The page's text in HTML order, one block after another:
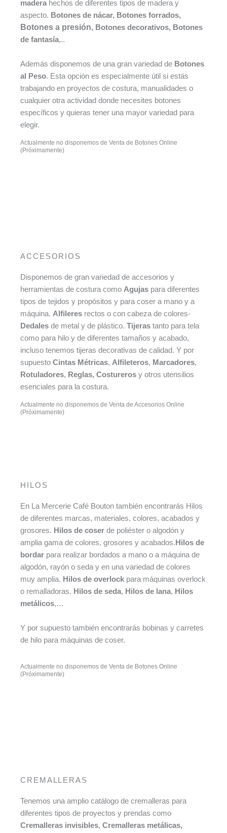
maderahechos de diferentes tipos de madera y
aspecto. Botones de nácar, Botones forrados,
Botones a presión, Botones decorativos, Botones
de fantasía,..
Además disponemos de una gran variedad de Botones
al Peso. Esta opción es especialmente útil si estás
trabajando en proyectos de costura, manualidades o
cualquier otra actividad donde necesites botones
específicos y quieras tener una mayor variedad para
elegir.
Actualmente no disponemos de Venta de Botones Online
(Próximamente)
ACCESORIOS
Disponemos de gran variedad de accesorios y
herramientas de costura como Agujas para diferentes
tipos de tejidos y propósitos y para coser a mano y a
máquina. Alfileres rectos o con cabeza de colores-
Dedales de metal y de plástico. Tijeras tanto para tela
como para hilo y de diferentes tamaños y acabado,
incluso tenemos tijeras decorativas de calidad. Y por
supuesto Cintas Métricas, Alfileteros, Marcadores,
Rotuladores, Reglas, Costureros y otros utensilios
esenciales para la costura.
Actualmente no disponemos de Venta de Accesorios Online
(Próximamente)
HILOS
En La Mercerie Café Bouton también encontrarás Hilos
de diferentes marcas, materiales, colores, acabados y
grosores. Hilos de coser de poliéster o algodón y
amplia gama de colores, grosores y acabados. Hilos de
bordar para realizar bordados a mano o a máquina de
algodón, rayón o seda y en una variedad de colores
muy amplia. Hilos de overlock para máquinas overlock
o remalladoras. Hilos de seda, Hilos de lana, Hilos
metálicos,…
Y por supuesto también encontrarás bobinas y carretes
de hilo para máquinas de coser.
Actualmente no disponemos de Venta de Botones Online
(Próximamente)
CREMALLERAS
Tenemos una amplio catálogo de cremalleras para
diferentes tipos de proyectos y prendas como
Cremalleras invisibles, Cremalleras metálicas,